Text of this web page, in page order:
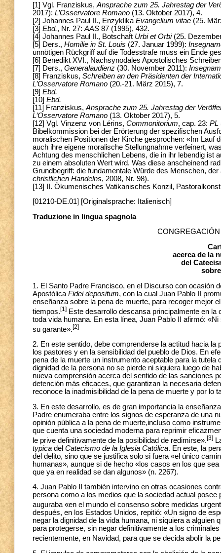
[1] Vgl. Franziskus, Ansprache zum 25. Jahrestag der
2017): L’Osservatore Romano (13. Oktober 2017), 4.
[2] Johannes Paul II., Enzyklika Evangelium vitae (25.
[3] Ebd., Nr. 27: AAS 87 (1995), 432.
[4] Johannes Paul II., Botschaft Urbi et Orbi(25.
[5] Ders., Homilie in St. Louis (27. Januar 1999):
unnötigen Rückgriff auf die Todesstrafe muss ein Ende
[6] Benedikt XVI., Nachsynodales Apostolisches
[7] Ders., Generalaudienz (30. November 2011):
[8] Franziskus, Schreiben an den Präsidenten der
L’Osservatore Romano (20.-21. März 2015), 7.
[9] Ebd.
[10] Ebd.
[11] Franziskus, Ansprache zum 25. Jahrestag der
L’Osservatore Romano (13. Oktober 2017), 5.
[12] Vgl. Vinzenz von Lérins, Commonitorium, cap. 23: PL
Bibelkommission bei der Erörterung der spezifischen
moralischen Positionen der Kirche gesprochen: «Im Lauf
auch ihre eigene moralische Stellungnahme verfeinert,
Achtung des menschlichen Lebens, die in ihr lebendig ist
zu einem absoluten Wert wird. Was diese anscheinend
Grundbegriff: die fundamentale Würde des Menschen,
christlichen Handelns, 2008, Nr. 98).
[13] II. Ökumenisches Vatikanisches Konzil,
[01210-DE.01] [Originalsprache: Italienisch]
Traduzione in lingua spagnola
CONGREGACIÓN
acerca de la
del
1. El Santo Padre Francisco, en el Discurso con ocasión
Apostólica Fidei depositum, con la cual Juan Pablo II
enseñanza sobre la pena de muerte, para recoger mejor
tiempos.[1] Este desarrollo descansa principalmente en
toda vida humana. En esta línea, Juan Pablo II afirmó:
su garante».[2]
2. En este sentido, debe comprenderse la actitud hacia
los pastores y en la sensibilidad del pueblo de Dios. En
pena de la muerte un instrumento aceptable para la
dignidad de la persona no se pierde ni siquiera luego de
nueva comprensión acerca del sentido de las sanciones
detención más eficaces, que garantizan la necesaria
reconoce la inadmisibilidad de la pena de muerte y por lo
3. En este desarrollo, es de gran importancia la
Padre enumeraba entre los signos de esperanza de una
opinión pública a la pena de muerte,incluso como
que cuenta una sociedad moderna para reprimir
le prive definitivamente de la posibilidad de redimirse».[3]
typica del Catecismo de la Iglesia Católica. En este, la
del delito, sino que se justifica solo si fuera «el único
humanas», aunque si de hecho «los casos en los que
que ya en realidad se dan algunos» (n. 2267).
4. Juan Pablo II también intervino en otras ocasiones
persona como a los medios que la sociedad actual
auguraba «en el mundo el consenso sobre medidas
después, en los Estados Unidos, repitió: «Un signo de
negar la dignidad de la vida humana, ni siquiera a
para protegerse, sin negar definitivamente a los
recientemente, en Navidad, para que se decida abolir la